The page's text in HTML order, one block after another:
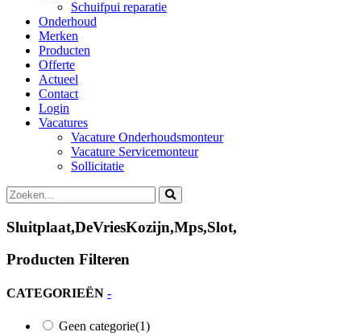
Schuifpui reparatie
Onderhoud
Merken
Producten
Offerte
Actueel
Contact
Login
Vacatures
Vacature Onderhoudsmonteur
Vacature Servicemonteur
Sollicitatie
Sluitplaat,DeVriesKozijn,Mps,Slot,
Producten Filteren
CATEGORIEËN -
Geen categorie(1)